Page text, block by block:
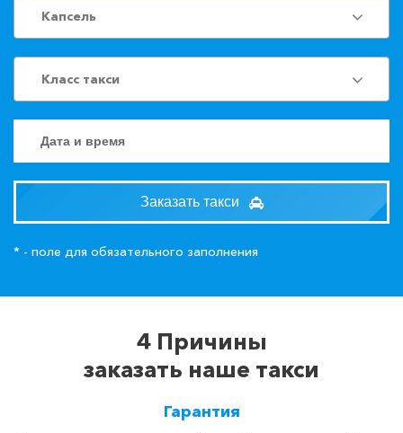
Капсель
Класс такси
Заказать такси
* - поле для обязательного заполнения
4 Причины
заказать наше такси
Гарантия